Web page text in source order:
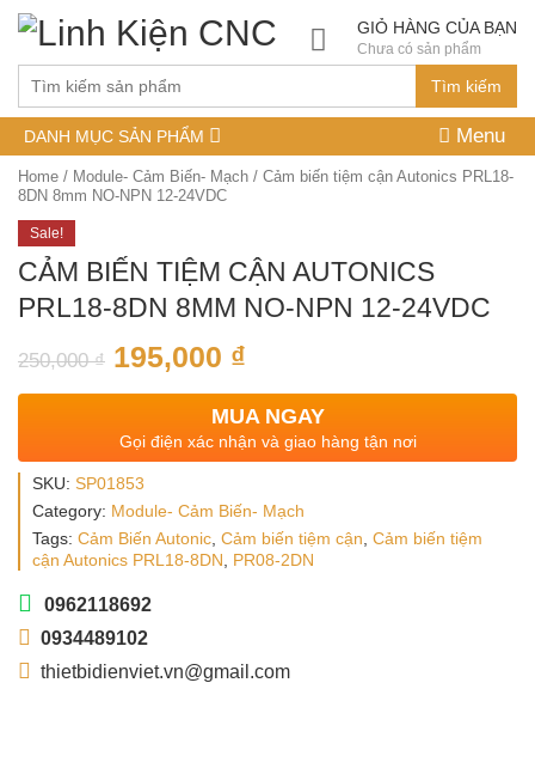
Tìm kiếm
GIỎ HÀNG CỦA BẠN
Chưa có sản phẩm
DANH MỤC SẢN PHẨM Menu
Home / Module- Cảm Biến- Mạch / Cảm biến tiệm cận Autonics PRL18-
8DN 8mm NO-NPN 12-24VDC
Sale!
CẢM BIẾN TIỆM CẬN AUTONICS
PRL18-8DN 8MM NO-NPN 12-24VDC
250,000₫ 195,000 ₫
MUA NGAY
Gọi điện xác nhận và giao hàng tận nơi
SKU: SP01853
Category: Module- Cảm Biến- Mạch
Tags: Cảm Biến Autonic, Cảm biến tiệm cận, Cảm biến tiệm
cận Autonics PRL18-8DN, PR08-2DN
0962118692
0934489102
thietbidienviet.vn@gmail.com